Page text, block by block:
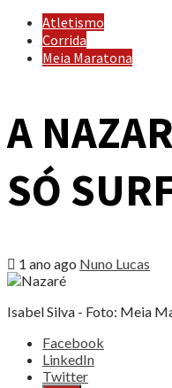
Atletismo
Corrida
Meia Maratona
A
SÓ
1 ano ago Nuno Lucas
Isabel Silva - Foto: Meia
Share
post
Facebook
LinkedIn
Twitter